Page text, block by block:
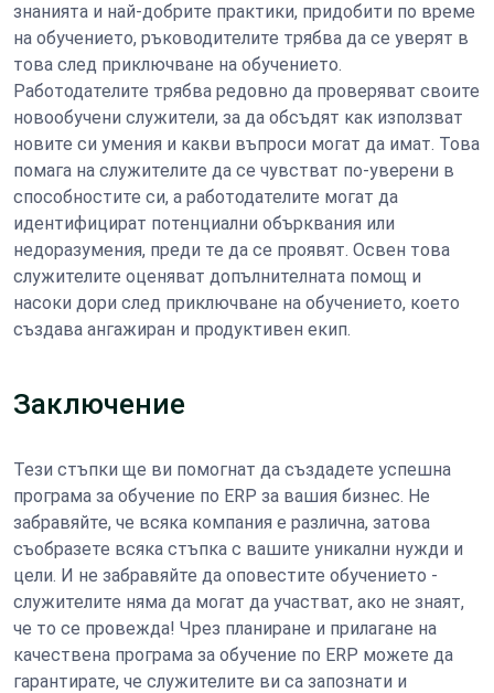
знанията и най-добрите практики, придобити по време
на обучението, ръководителите трябва да се уверят в
това след приключване на обучението.
Работодателите трябва редовно да проверяват своите
новообучени служители, за да обсъдят как използват
новите си умения и какви въпроси могат да имат. Това
помага на служителите да се чувстват по-уверени в
способностите си, а работодателите могат да
идентифицират потенциални обърквания или
недоразумения, преди те да се проявят. Освен това
служителите оценяват допълнителната помощ и
насоки дори след приключване на обучението, което
създава ангажиран и продуктивен екип.
Заключение
Тези стъпки ще ви помогнат да създадете успешна
програма за обучение по ERP за вашия бизнес. Не
забравяйте, че всяка компания е различна, затова
съобразете всяка стъпка с вашите уникални нужди и
цели. И не забравяйте да оповестите обучението -
служителите няма да могат да участват, ако не знаят,
че то се провежда! Чрез планиране и прилагане на
качествена програма за обучение по ERP можете да
гарантирате, че служителите ви са запознати и